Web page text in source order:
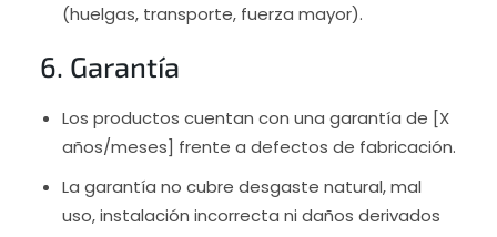
(huelgas, transporte, fuerza mayor).
6. Garantía
Los productos cuentan con una garantía de [X
años/meses] frente a defectos de fabricación.
La garantía no cubre desgaste natural, mal
uso, instalación incorrecta ni daños derivados